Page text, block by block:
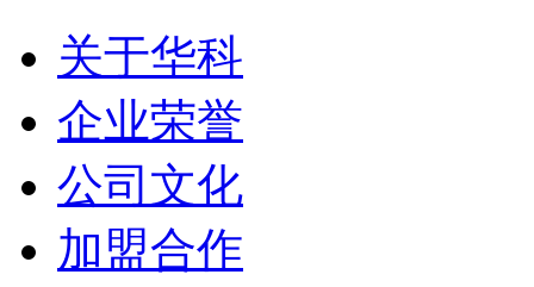
关于华科
企业荣誉
公司文化
加盟合作